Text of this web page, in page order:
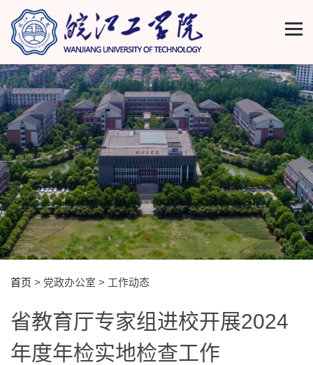
首页 > 党政办公室 > 工作动态
省教育厅专家组进校开展2024
年度年检实地检查工作